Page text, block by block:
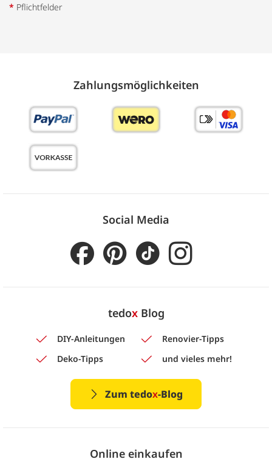
* Pflichtfelder
Zahlungs­möglich­keiten
Social Media
tedoxBlog
DIY-Anleitungen
Renovier-Tipps
Deko-Tipps
und vieles mehr!
Zum tedox-Blog
Online einkaufen